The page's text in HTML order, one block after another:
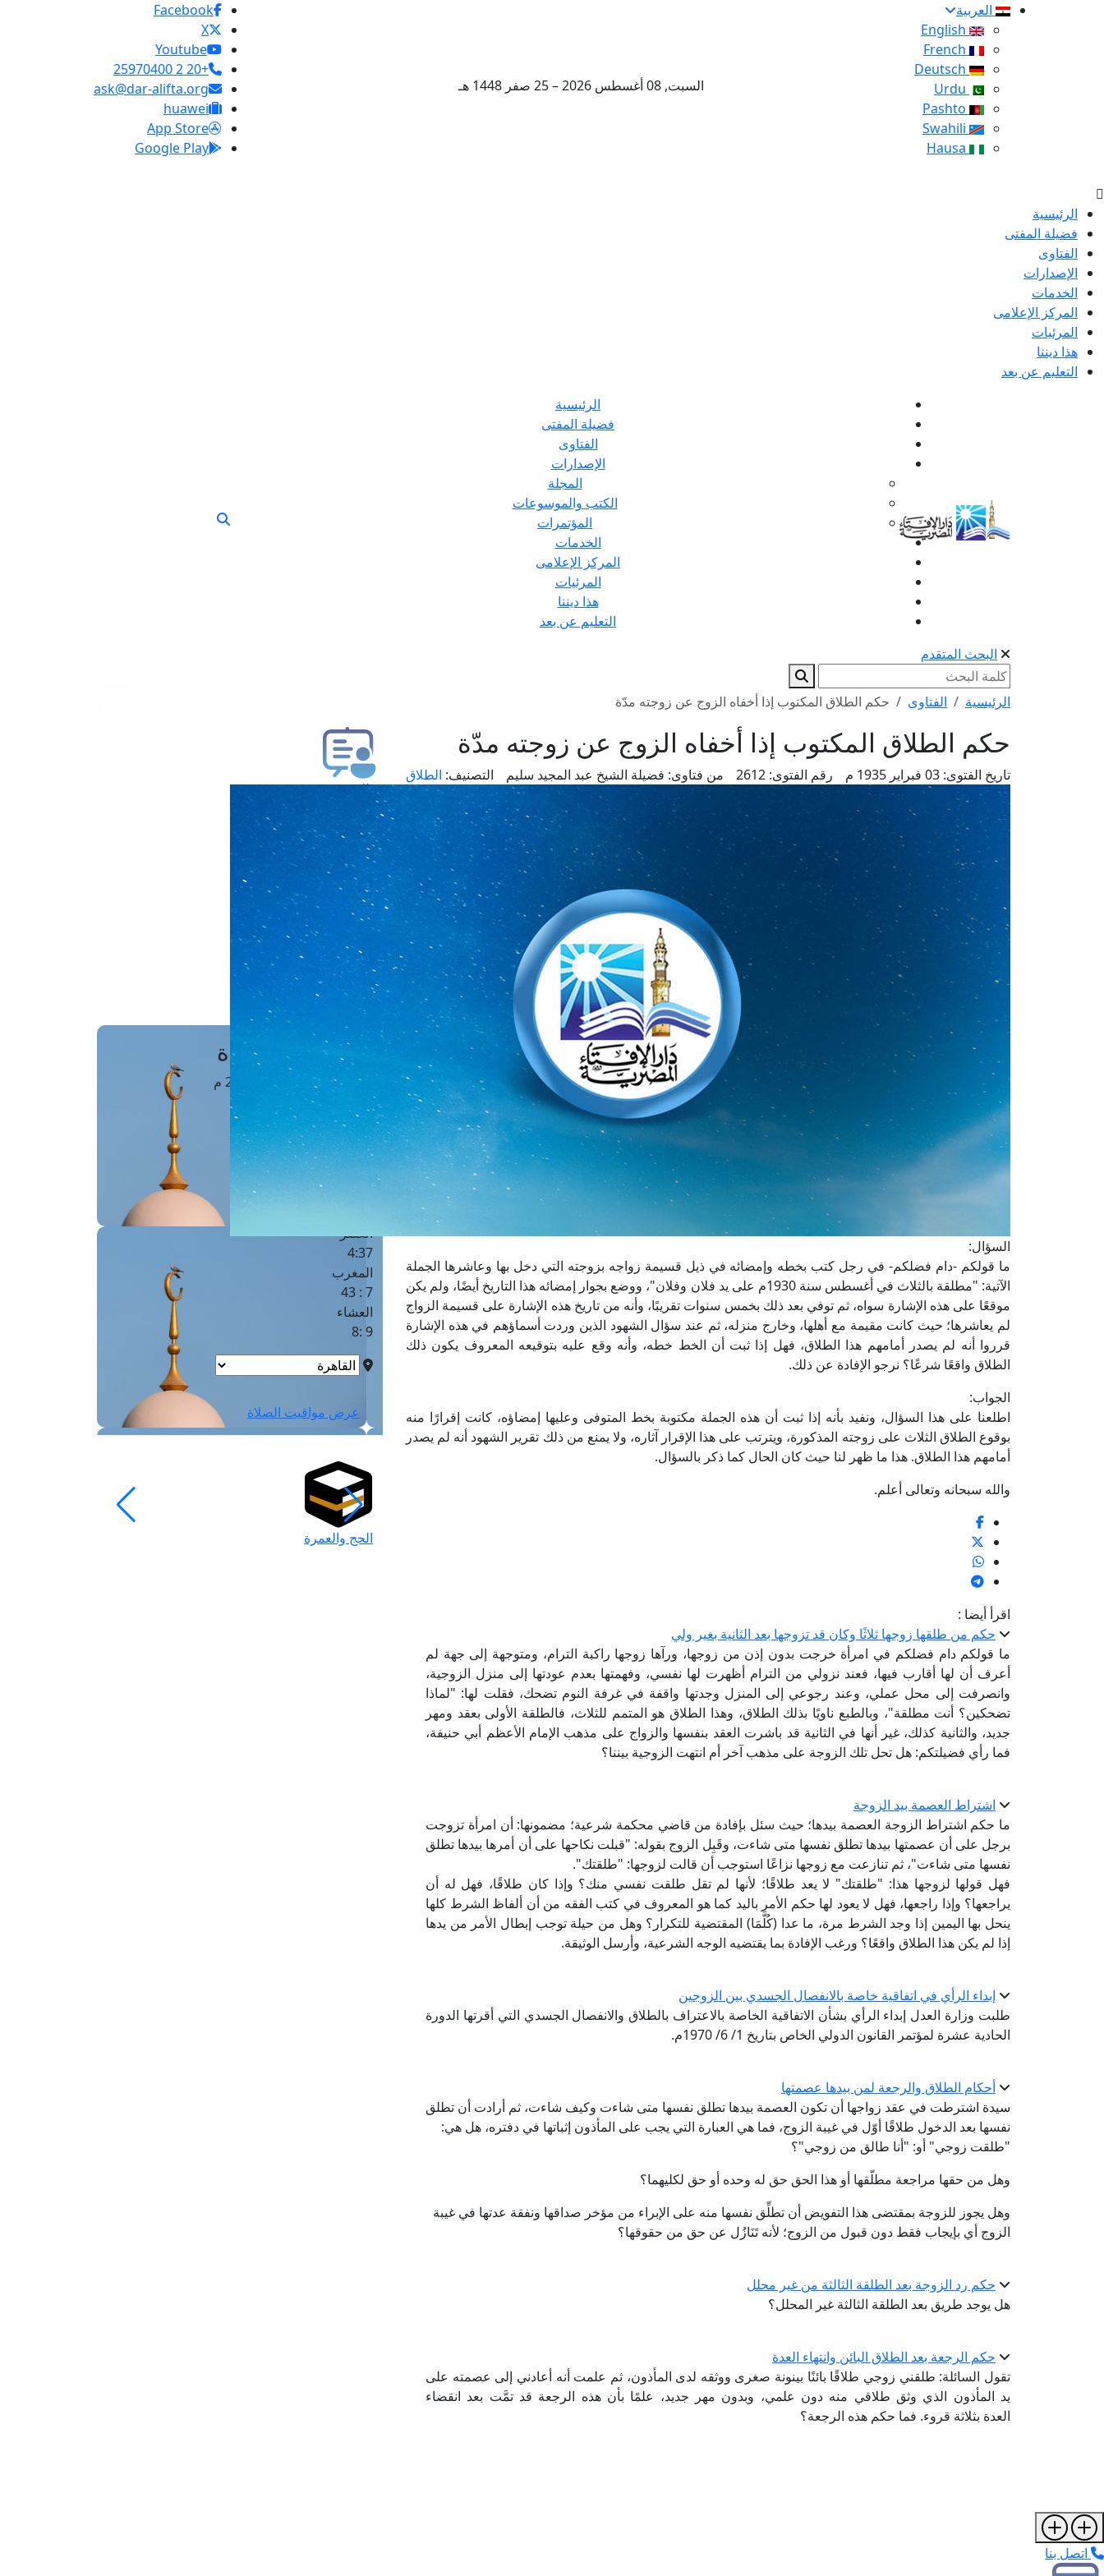
العربية
السبت, 08 أغسطس 2026 – 25 صفر 1448 هـ
Facebook
X
Youtube
+20 2 25970400
ask@dar-alifta.org
huawei
App Store
Google Play
الرئيسية
فضيلة المفتى
الفتاوى
الإصدارات
الخدمات
المركز الإعلامى
المرئيات
هذا ديننا
التعليم عن بعد
الرئيسية
فضيلة المفتى
الفتاوى
الإصدارات
المجلة
الكتب والموسوعات
المؤتمرات
الخدمات
المركز الإعلامى
المرئيات
هذا ديننا
التعليم عن بعد
البحث المتقدم
الرئيسية الفتاوى حكم الطلاق المكتوب إذا أخفاه الزوج عن زوجته مدّة
حكم الطلاق المكتوب إذا أخفاه الزوج عن زوجته مدّة
تاريخ الفتوى: رقم الفتوى: من فتاوى: فضيلة الشيخ عبد المجيد سليم التصنيف: الطلاق
السؤال:
ما قولكم -دام فضلكم- في رجل كتب بخطه وإمضائه في ذيل قسيمة زواجه بزوجته التي دخل بها وعاشرها الجملة
الآتية: "مطلقة بالثلاث في أغسطس سنة 1930م على يد فلان وفلان"، ووضع بجوار إمضائه هذا التاريخ أيضًا، ولم يكن
موقعًا على هذه الإشارة سواه، ثم توفي بعد ذلك بخمس سنوات تقريبًا، وأنه من تاريخ هذه الإشارة على قسيمة الزواج
لم يعاشرها؛ حيث كانت مقيمة مع أهلها، وخارج منزله، ثم عند سؤال الشهود الذين وردت أسماؤهم في هذه الإشارة
قرروا أنه لم يصدر أمامهم هذا الطلاق، فهل إذا ثبت أن الخط خطه، وأنه وقع عليه بتوقيعه المعروف يكون ذلك
الطلاق واقعًا شرعًا؟ نرجو الإفادة عن ذلك.
الجواب:
اطلعنا على هذا السؤال، ونفيد بأنه إذا ثبت أن هذه الجملة مكتوبة بخط المتوفى وعليها إمضاؤه، كانت إقرارًا منه
بوقوع الطلاق الثلاث على زوجته المذكورة، ويترتب على هذا الإقرار آثاره، ولا يمنع من ذلك تقرير الشهود أنه لم يصدر
أمامهم هذا الطلاق. هذا ما ظهر لنا حيث كان الحال كما ذكر بالسؤال.
والله سبحانه وتعالى أعلم.
اقرأ أيضا :
حكم من طلقها زوجها ثلاثًا وكان قد تزوجها بعد الثانية بغير ولي
ما قولكم دام فضلكم في امرأة خرجت بدون إذن من زوجها، ورآها زوجها راكبة الترام، ومتوجهة إلى جهة لم
أعرف أن لها أقارب فيها، فعند نزولي من الترام أظهرت لها نفسي، وفهمتها بعدم عودتها إلى منزل الزوجية،
وانصرفت إلى محل عملي، وعند رجوعي إلى المنزل وجدتها واقفة في غرفة النوم تضحك، فقلت لها: "لماذا
تضحكين؟ أنت مطلقة"، وبالطبع ناويًا بذلك الطلاق، وهذا الطلاق هو المتمم للثلاث، فالطلقة الأولى بعقد ومهر
جديد، والثانية كذلك، غير أنها في الثانية قد باشرت العقد بنفسها والزواج على مذهب الإمام الأعظم أبي حنيفة،
فما رأي فضيلتكم: هل تحل تلك الزوجة على مذهب آخر أم انتهت الزوجية بيننا؟
اشتراط العصمة بيد الزوجة
ما حكم اشتراط الزوجة العصمة بيدها؛ حيث سئل بإفادة من قاضي محكمة شرعية؛ مضمونها: أن امرأة تزوجت
برجل على أن عصمتها بيدها تطلق نفسها متى شاءت، وقَبِل الزوج بقوله: "قبلت نكاحها على أن أمرها بيدها تطلق
نفسها متى شاءت"، ثم تنازعت مع زوجها نزاعًا استوجب أن قالت لزوجها: "طلقتك".
فهل قولها لزوجها هذا: "طلقتك" لا يعد طلاقًا؛ لأنها لم تقل طلقت نفسي منك؟ وإذا كان طلاقًا، فهل له أن
يراجعها؟ وإذا راجعها، فهل لا يعود لها حكم الأمر باليد كما هو المعروف في كتب الفقه من أن ألفاظ الشرط كلها
ينحل بها اليمين إذا وجد الشرط مرة، ما عدا (كُلَّمَا) المقتضية للتكرار؟ وهل من حيلة توجب إبطال الأمر من يدها
إذا لم يكن هذا الطلاق واقعًا؟ ورغب الإفادة بما يقتضيه الوجه الشرعية، وأرسل الوثيقة.
إبداء الرأي في اتفاقية خاصة بالانفصال الجسدي بين الزوجين
طلبت وزارة العدل إبداء الرأي بشأن الاتفاقية الخاصة بالاعتراف بالطلاق والانفصال الجسدي التي أقرتها الدورة
الحادية عشرة لمؤتمر القانون الدولي الخاص بتاريخ 1/ 6/ 1970م.
أحكام الطلاق والرجعة لمن بيدها عصمتها
سيدة اشترطت في عقد زواجها أن تكون العصمة بيدها تطلق نفسها متى شاءت وكيف شاءت، ثم أرادت أن تطلق
نفسها بعد الدخول طلاقًا أوّل في غيبة الزوج، فما هي العبارة التي يجب على المأذون إثباتها في دفتره، هل هي:
"طلقت زوجي" أو: "أنا طالق من زوجي"؟
وهل من حقها مراجعة مطلّقها أو هذا الحق حق له وحده أو حق لكليهما؟
وهل يجوز للزوجة بمقتضى هذا التفويض أن تطلِّق نفسها منه على الإبراء من مؤخر صداقها ونفقة عدتها في غيبة
الزوج أي بإيجاب فقط دون قبول من الزوج؛ لأنه تَنَازُل عن حق من حقوقها؟
حكم رد الزوجة بعد الطلقة الثالثة من غير محلل
هل يوجد طريق بعد الطلقة الثالثة غير المحلل؟
حكم الرجعة بعد الطلاق البائن وانتهاء العدة
تقول السائلة: طلقني زوجي طلاقًا بائنًا بينونة صغرى ووثقه لدى المأذون، ثم علمت أنه أعادني إلى عصمته على
يد المأذون الذي وثق طلاقي منه دون علمي، وبدون مهر جديد، علمًا بأن هذه الرجعة قد تمَّت بعد انقضاء
العدة بثلاثة قروء. فما حكم هذه الرجعة؟
طلب فتوى
استعلام عن فتوى
حجز موعد
الفتوى الهاتفية
مَواقِيتُ الصَّـــلاة
القاهرة · 08 أغسطس 2026 م
الفجر
4 :42
الشروق
العصر
4:37
المغرب
7 : 43
العشاء
9 :8
عرض مواقيت الصلاة
الحج والعمرة
اتصل بنا